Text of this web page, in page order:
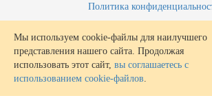
Политика
Мы используем cookie-файлы для наилучшего
представления нашего сайта. Продолжая
использовать этот сайт, вы соглашаетесь с
использованием cookie-файлов